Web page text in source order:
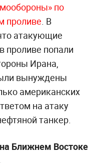
по
проливе. В
атакующие
проливе попали
Ирана,
вынуждены
американских
на атаку
танкер.
Ближнем Востоке